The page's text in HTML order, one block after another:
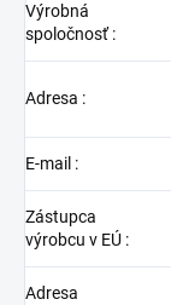
Výrobná
spoločnosť:
Adresa :
E-mail :
Zástupca
výrobcu v EÚ :
Adresa